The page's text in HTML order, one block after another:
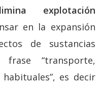
explotación
en la expansión
de sustancias
“transporte,
es decir